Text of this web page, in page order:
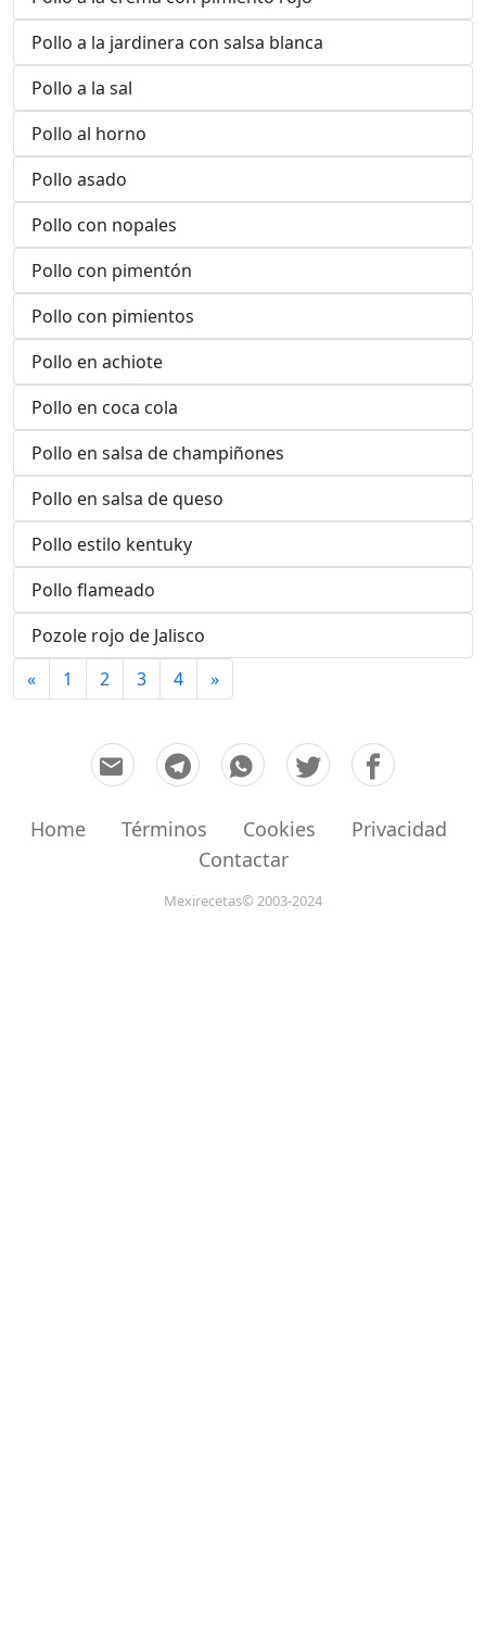
Pollo a la jardinera con salsa blanca
Pollo a la sal
Pollo al horno
Pollo asado
Pollo con nopales
Pollo con pimentón
Pollo con pimientos
Pollo en achiote
Pollo en coca cola
Pollo en salsa de champiñones
Pollo en salsa de queso
Pollo estilo kentuky
Pollo flameado
Pozole rojo de Jalisco
«
1 2 3 4 »
Home Términos Cookies
Privacidad
Contactar
Mexirecetas© 2003-2024